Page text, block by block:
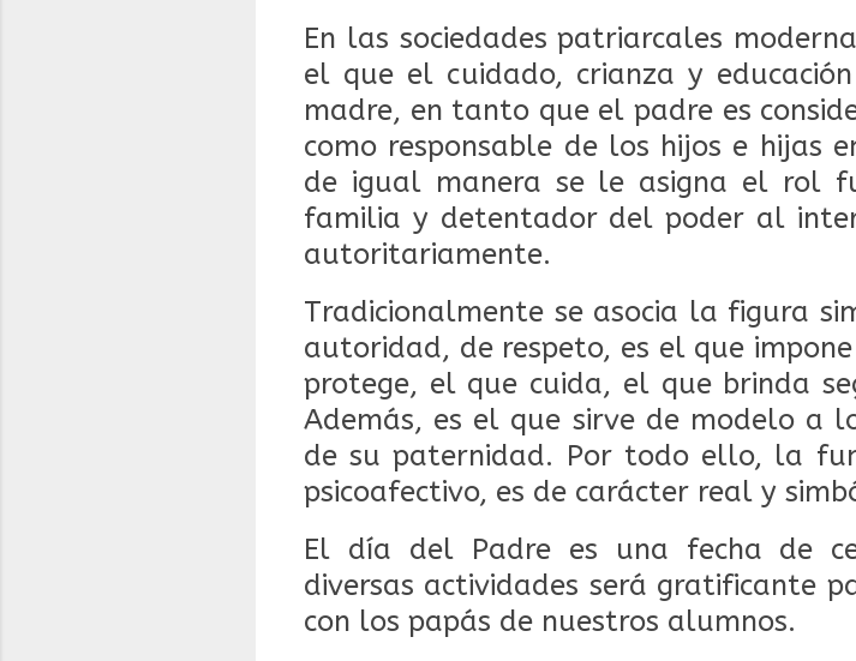
En las sociedades patriarcales
el que el cuidado, crianza y
madre, en tanto que el padre es
como responsable de los hijos e hijas
de igual manera se le asigna el rol
familia y detentador del poder al
autoritariamente.
Tradicionalmente se asocia la figura
autoridad, de respeto, es el que
protege, el que cuida, el que brinda
Además, es el que sirve de modelo a
de su paternidad. Por todo ello, la
psicoafectivo, es de carácter real y
El día del Padre es una fecha de
diversas actividades será gratificante
con los papás de nuestros alumnos.